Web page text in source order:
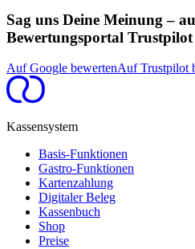
Sag uns Deine Meinung –
Bewertungsportal Trustpilot
Auf Google bewertenAuf Trustpilot
Kassensystem
Basis-Funktionen
Gastro-Funktionen
Kartenzahlung
Digitaler Beleg
Kassenbuch
Shop
Preise